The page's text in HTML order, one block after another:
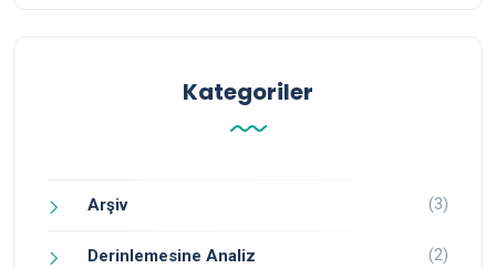
Kategoriler
Arşiv (3)
Derinlemesine Analiz (2)